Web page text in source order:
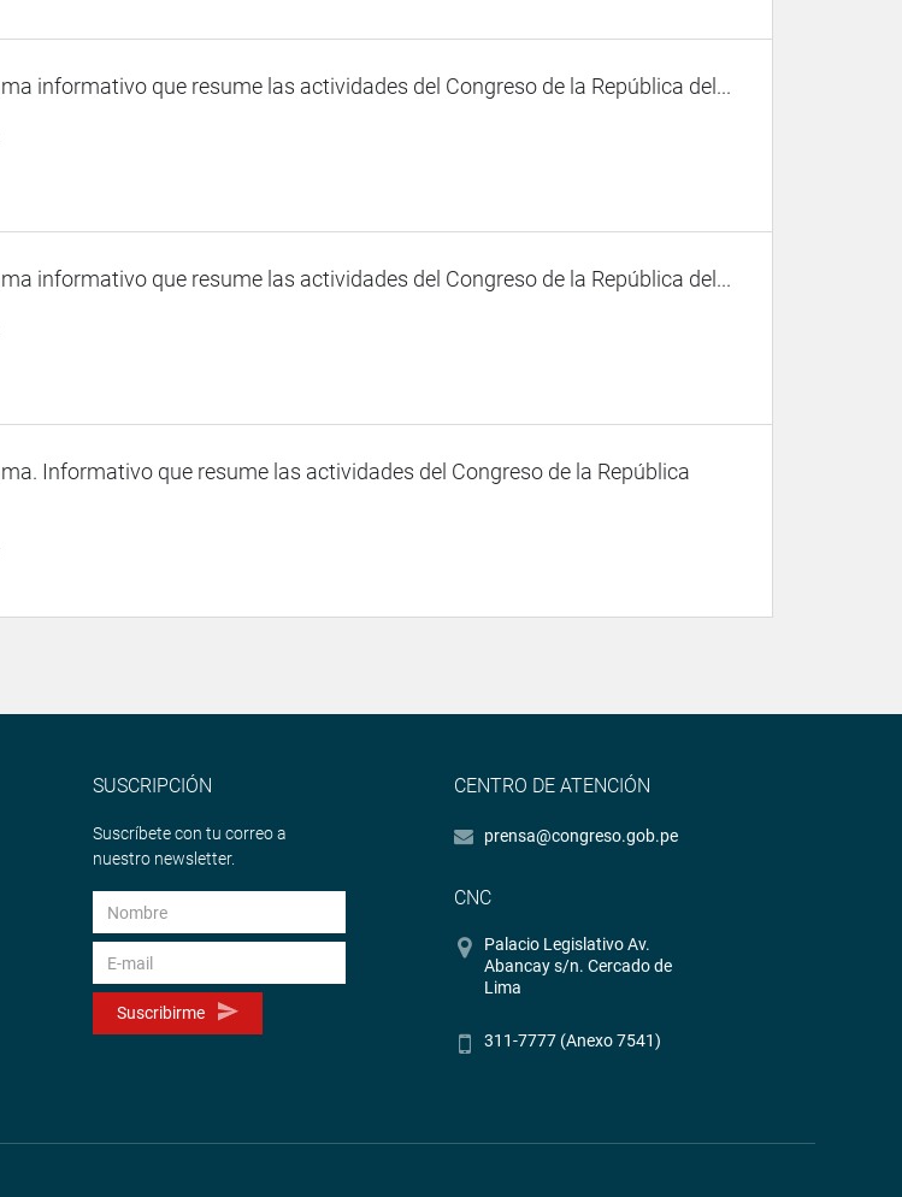
informativo que resume las actividades del Congreso de la República del...
informativo que resume las actividades del Congreso de la República del...
Informativo que resume las actividades del Congreso de la República
SUSCRIPCIÓN
Suscríbete con tu correo a
nuestro newsletter.
Suscribirme
CENTRO DE ATENCIÓN
prensa@congreso.gob.pe
CNC
Palacio Legislativo Av.
Abancay s/n. Cercado de
Lima
311-7777 (Anexo 7541)